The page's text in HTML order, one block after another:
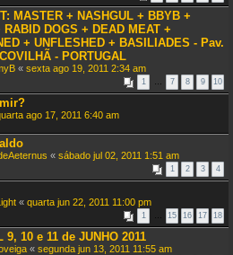
MASTER + NASHGUL + BBYB +
DOGS + DEAD MEAT +
+ UNFLESHED + BASILIADES - Pav.
- PORTUGAL
« sexta ago 19, 2011 2:34 am
1 … 7 8 9 10
ago 17, 2011 6:40 am
« sábado jul 02, 2011 1:51 am
1 2 3 4
« quarta jun 22, 2011 11:00 pm
1 … 15 16 17 18
9, 10 e 11 de JUNHO 2011
« segunda jun 13, 2011 11:55 am